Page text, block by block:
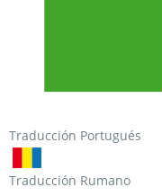
Traducción Portugués
Traducción Rumano